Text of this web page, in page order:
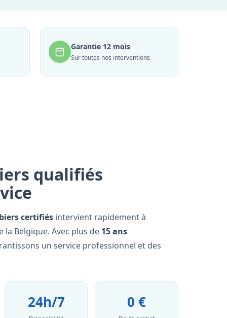
Garantie 12 mois
Sur toutes nos interventions
qualifiés
certifiés intervient rapidement à
la Belgique. Avec plus de 15 ans
un service professionnel et des
24h/7 0 €